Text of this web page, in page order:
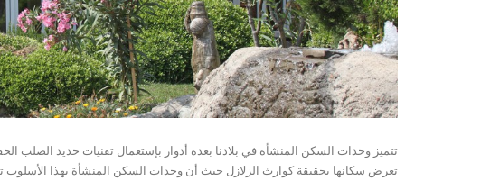
تتميز وحدات السكن المنشأة في بلادنا بعدة أدوار بإستعمال تقنيات حديد الصلب
تعرض سكانها بحقيقة كوارث الزلازل حيث أن وحدات السكن المنشأة بهذا الأسلوب